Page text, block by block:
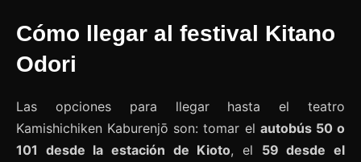
Cómo llegar al festival Kitano
Odori
Las opciones para llegar hasta el teatro
Kamishichiken Kaburenjō son: tomar el autobús 50 o
101 desde la estación de Kioto, el 59 desde el